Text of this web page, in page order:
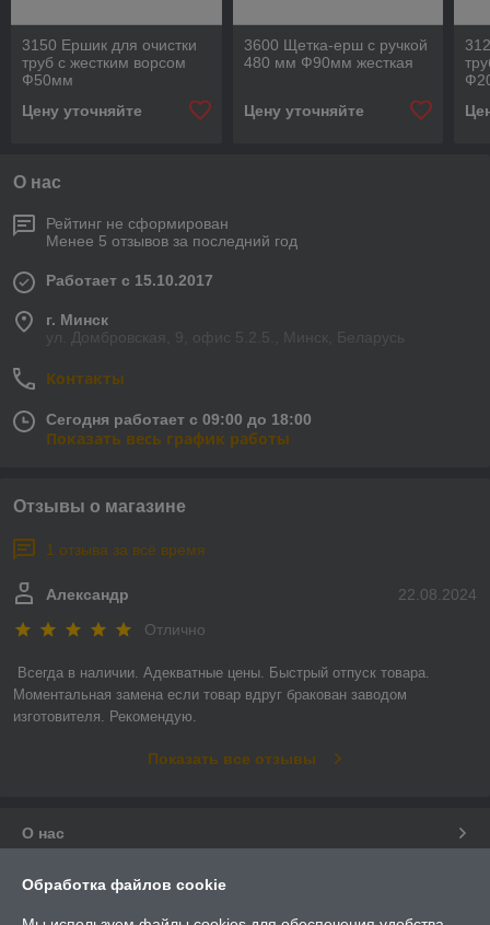
3150 Ершик для очистки
труб с жестким ворсом
Ф50мм
Цену уточняйте
3600 Щетка-ерш с ручкой
480 мм Ф90мм жесткая
Цену уточняйте
О нас
Рейтинг не сформирован
Менее 5 отзывов за последний год
Работает с 15.10.2017
г. Минск
ул. Домбровская, 9, офис 5.2.5., Минск, Беларусь
Контакты
Сегодня работает с 09:00 до 18:00
Показать весь график работы
Отзывы о магазине
1 отзыва за всё время
22.08.2024
Александр
Отлично
Всегда в наличии. Адекватные цены. Быстрый отпуск товара.
Моментальная замена если товар вдруг бракован заводом
изготовителя. Рекомендую.
Показать все отзывы
О нас
Контакты
Обработка файлов cookie